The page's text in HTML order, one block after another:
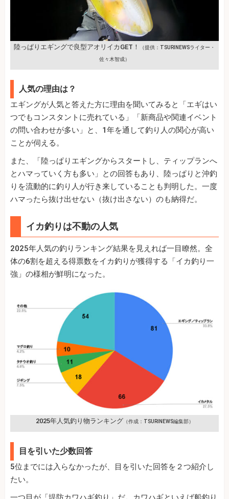
陸っぱりエギングで良型アオリイカGET！ （提供：TSURINEWSライター・
佐々木智成）
人気の理由は？
エギングが人気と答えた方に理由を聞いてみると「エギはい
つでもコンスタントに売れている」「新商品や関連イベント
の問い合わせが多い」と、1年を通して釣り人の関心が高い
ことが伺える。
また、「陸っぱりエギングからスタートし、ティップランへ
とハマっていく方も多い」との回答もあり、陸っぱりと沖釣
りを流動的に釣り人が行き来していることも判明した。一度
ハマったら抜け出せない（抜け出さない）のも納得だ。
イカ釣りは不動の人気
2025年人気の釣りランキング結果を見えれば一目瞭然。全
体の6割を超える得票数をイカ釣りが獲得する「イカ釣り一
強」の様相が鮮明になった。
2025年人気釣り物ランキング （作成：TSURINEWS編集部）
目を引いた少数回答
5位までには入らなかったが、目を引いた回答を２つ紹介し
たい。